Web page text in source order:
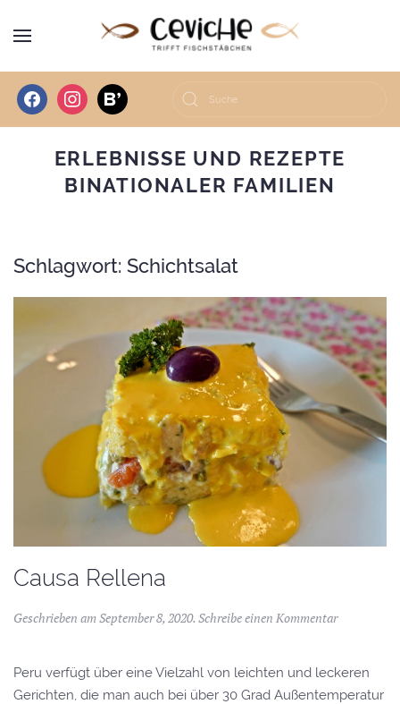
facebookinstagrambloglovin
ERLEBNISSE UND REZEPTE
BINATIONALER FAMILIEN
Schlagwort: Schichtsalat
Causa Rellena
Geschrieben amSeptember 8, 2020. Schreibe einen Kommentar
Peru verfügt über eine Vielzahl von leichten und leckeren
Gerichten, die man auch bei über 30 Grad Außentemperatur